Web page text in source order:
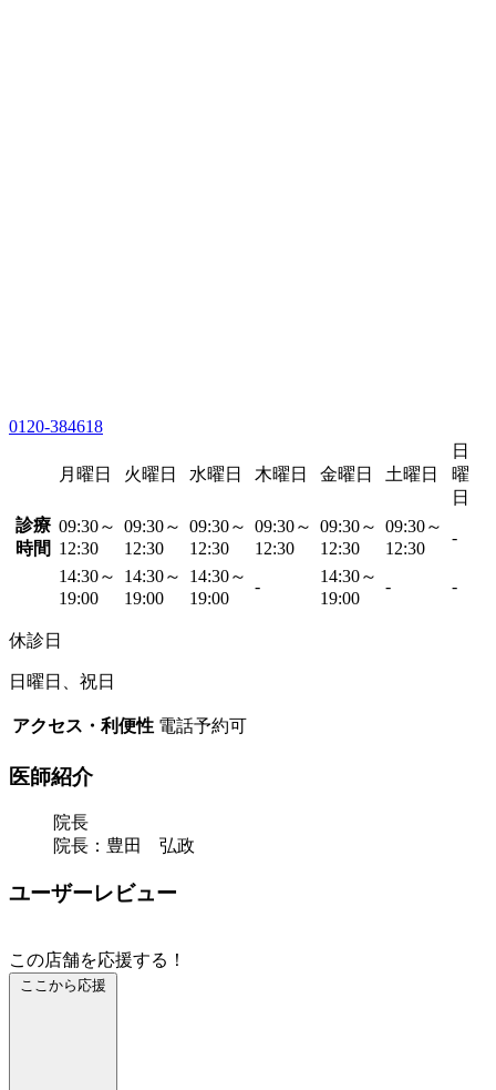
0120-384618
月曜日 火曜日 水曜日 木曜日 金曜日 土曜日
日
曜
日
診療
時間
09:30～
12:30
09:30～
12:30
09:30～
12:30
09:30～
12:30
09:30～
12:30
09:30～
12:30
-
14:30～
19:00
14:30～
19:00
14:30～
19:00
-
14:30～
19:00
- -
休診日
日曜日、祝日
アクセス・利便性 電話予約可
医師紹介
院長
院長：豊田 弘政
ユーザーレビュー
この店舗を応援する！
ここから応援